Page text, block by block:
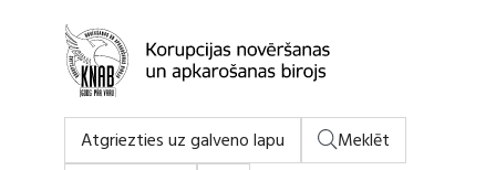
Atgriezties uz galveno lapu
Meklēt